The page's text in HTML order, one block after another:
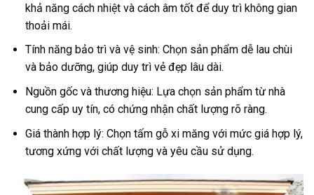
khả năng cách nhiệt và cách âm tốt để duy trì không gian
thoải mái.
Tính năng bảo trì và vệ sinh: Chọn sản phẩm dễ lau chùi
và bảo dưỡng, giúp duy trì vẻ đẹp lâu dài.
Nguồn gốc và thương hiệu: Lựa chọn sản phẩm từ nhà
cung cấp uy tín, có chứng nhận chất lượng rõ ràng.
Giá thành hợp lý: Chọn tấm gỗ xi măng với mức giá hợp lý,
tương xứng với chất lượng và yêu cầu sử dụng.